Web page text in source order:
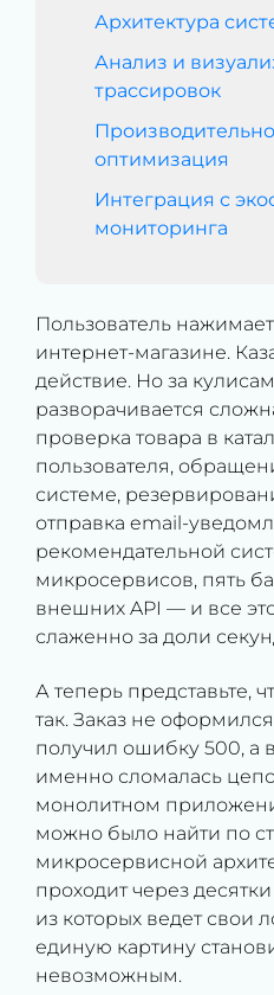
Архитектура
Анализ и
трассировок
оптимизация
Интеграция с
мониторинга
Пользователь
интернет-магазине.
действие. Но за
разворачивается
проверка товара в
пользователя,
системе,
отправка email-
рекомендательной
микросервисов, пять
внешних API — и все
слаженно за доли
А теперь представьте,
так. Заказ не
получил ошибку 500, а
именно сломалась
монолитном
можно было найти по
микросервисной
проходит через
из которых ведет свои
единую картину
невозможным.